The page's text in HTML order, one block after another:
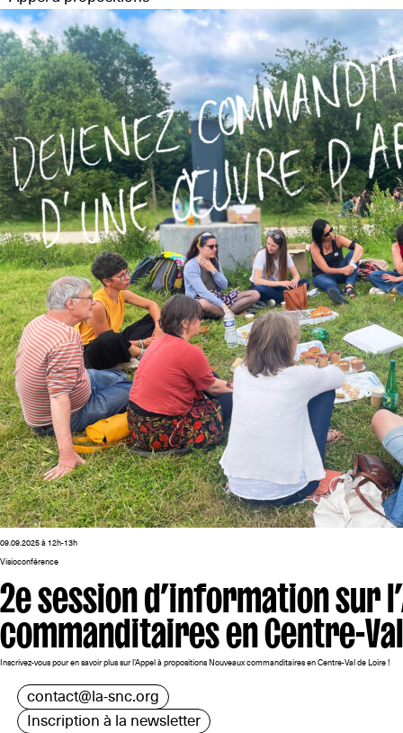
09.09.2025 à 12h-13h
Visioconférence
2e session d’information sur
commanditaires en Centre-
Inscrivez-vous pour en savoir plus sur l'Appel à propositions Nouveaux commanditaires en Centre-Val de Loire !
contact@la-snc.org
Inscription à la newsletter